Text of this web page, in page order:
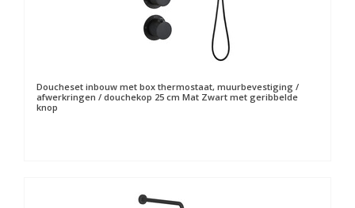
Doucheset inbouw met box thermostaat, muurbevestiging /
afwerkringen / douchekop 25 cm Mat Zwart met geribbelde
knop